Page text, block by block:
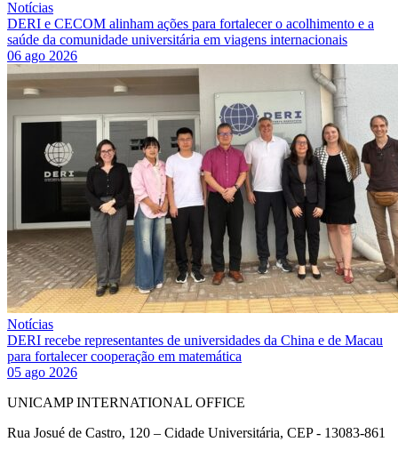
Notícias
DERI e CECOM alinham ações para fortalecer o acolhimento e a
saúde da comunidade universitária em viagens internacionais
06 ago 2026
Notícias
DERI recebe representantes de universidades da China e de Macau
para fortalecer cooperação em matemática
05 ago 2026
UNICAMP INTERNATIONAL OFFICE
Rua Josué de Castro, 120 – Cidade Universitária, CEP - 13083-861